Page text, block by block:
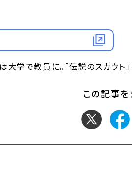
学で教員に。「伝説のスカウト
この記事を